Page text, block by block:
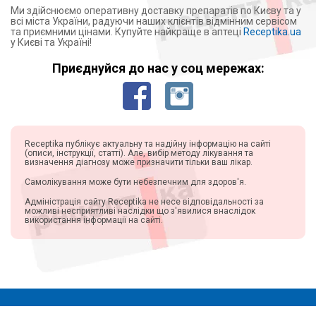
Ми здійснюємо оперативну доставку препаратів по Києву та у
всі міста України, радуючи наших клієнтів відмінним сервісом
та приємними цінами. Купуйте найкраще в аптеці Receptika.ua
у Києві та Україні!
Приєднуйся до нас у соц мережах:
Receptika публікує актуальну та надійну інформацію на сайті
(описи, інструкції, статті). Але, вибір методу лікування та
визначення діагнозу може призначити тільки ваш лікар.
Самолікування може бути небезпечним для здоров'я.
Адміністрація сайту Receptika не несе відповідальності за
можливі несприятливі наслідки що з'явилися внаслідок
використання інформації на сайті.